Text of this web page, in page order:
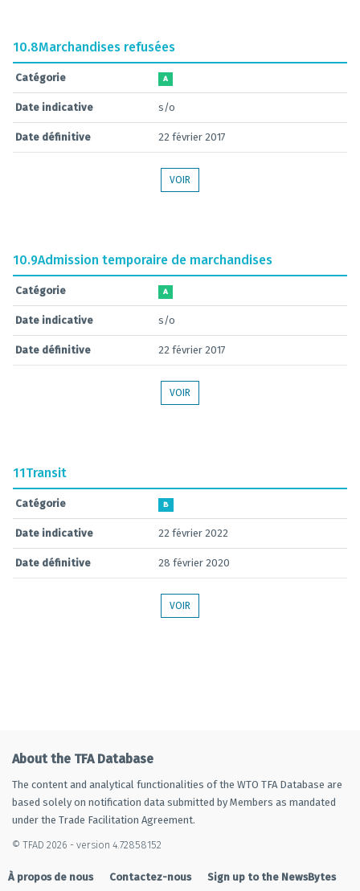
10.8Marchandises refusées
Catégorie A
Date indicative s/o
Date définitive 22 février 2017
VOIR
10.9Admission temporaire de marchandises
Catégorie A
Date indicative s/o
Date définitive 22 février 2017
VOIR
11Transit
Catégorie B
Date indicative 22 février 2022
Date définitive 28 février 2020
VOIR
About the TFA Database
The content and analytical functionalities of the WTO TFA Database are
based solely on notification data submitted by Members as mandated
under the Trade Facilitation Agreement.
© TFAD 2026 - version 4.72858152
À propos de nous Contactez-nous Sign up to the NewsBytes